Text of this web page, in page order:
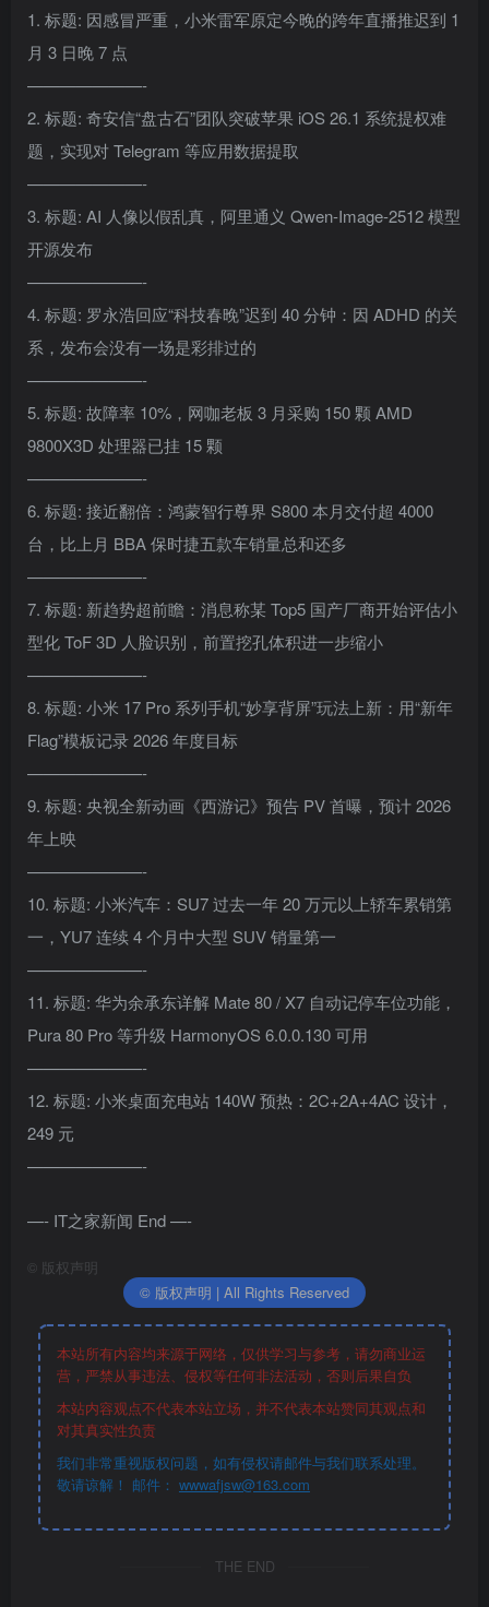
1. 标题: 因感冒严重，小米雷军原定今晚的跨年直播推迟到 1
月 3 日晚 7 点
———————-
2. 标题: 奇安信“盘古石”团队突破苹果 iOS 26.1 系统提权难
题，实现对 Telegram 等应用数据提取
———————-
3. 标题: AI 人像以假乱真，阿里通义 Qwen-Image-2512 模型
开源发布
———————-
4. 标题: 罗永浩回应“科技春晚”迟到 40 分钟：因 ADHD 的关
系，发布会没有一场是彩排过的
———————-
5. 标题: 故障率 10%，网咖老板 3 月采购 150 颗 AMD
9800X3D 处理器已挂 15 颗
———————-
6. 标题: 接近翻倍：鸿蒙智行尊界 S800 本月交付超 4000
台，比上月 BBA 保时捷五款车销量总和还多
———————-
7. 标题: 新趋势超前瞻：消息称某 Top5 国产厂商开始评估小
型化 ToF 3D 人脸识别，前置挖孔体积进一步缩小
———————-
8. 标题: 小米 17 Pro 系列手机“妙享背屏”玩法上新：用“新年
Flag”模板记录 2026 年度目标
———————-
9. 标题: 央视全新动画《西游记》预告 PV 首曝，预计 2026
年上映
———————-
10. 标题: 小米汽车：SU7 过去一年 20 万元以上轿车累销第
一，YU7 连续 4 个月中大型 SUV 销量第一
———————-
11. 标题: 华为余承东详解 Mate 80 / X7 自动记停车位功能，
Pura 80 Pro 等升级 HarmonyOS 6.0.0.130 可用
———————-
12. 标题: 小米桌面充电站 140W 预热：2C+2A+4AC 设计，
249 元
———————-
—- IT之家新闻 End —-
© 版权声明
© 版权声明 | All Rights Reserved
本站所有内容均来源于网络，仅供学习与参考，请勿商业运
营，严禁从事违法、侵权等任何非法活动，否则后果自负
本站内容观点不代表本站立场，并不代表本站赞同其观点和
对其真实性负责
我们非常重视版权问题，如有侵权请邮件与我们联系处理。
敬请谅解！ 邮件： wwwafjsw@163.com
THE END